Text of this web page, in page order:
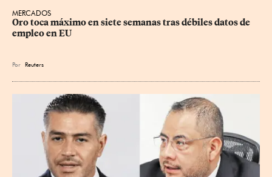
MERCADOS
Oro toca máximo en siete semanas tras débiles datos de
empleo en EU
Por Reuters